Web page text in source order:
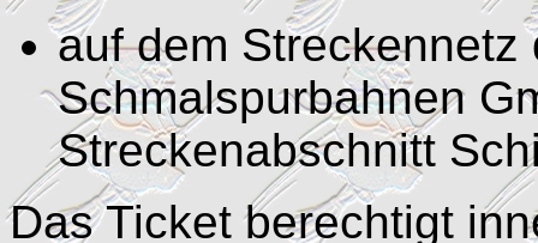
auf dem Streckennetz
Schmalspurbahnen
Streckenabschnitt
Das Ticket berechtigt